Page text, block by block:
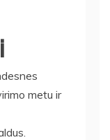
metu ir